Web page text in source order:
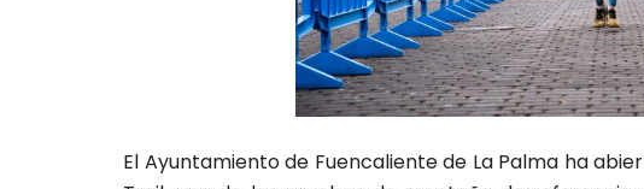
El Ayuntamiento de Fuencaliente de La Palma ha